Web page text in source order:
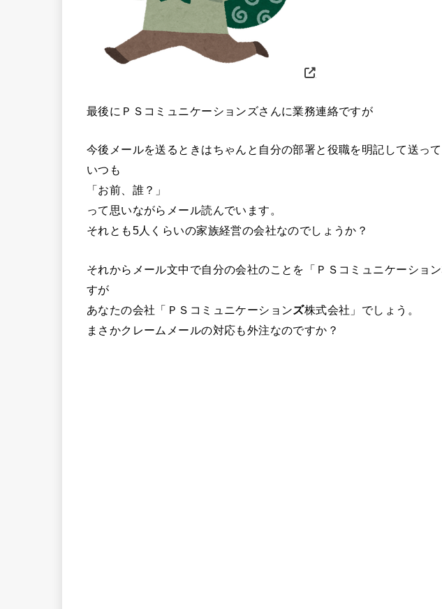
最後にＰＳコミュニケーションズさんに業務連絡ですが
今後メールを送るときはちゃんと自分の部署と役職を明記して送って
いつも
「お前、誰？」
って思いながらメール読んでいます。
それとも5人くらいの家族経営の会社なのでしょうか？
それからメール文中で自分の会社のことを「ＰＳコミュニケーショ
すが
あなたの会社「ＰＳコミュニケーションズ株式会社」でしょう。
まさかクレームメールの対応も外注なのですか？